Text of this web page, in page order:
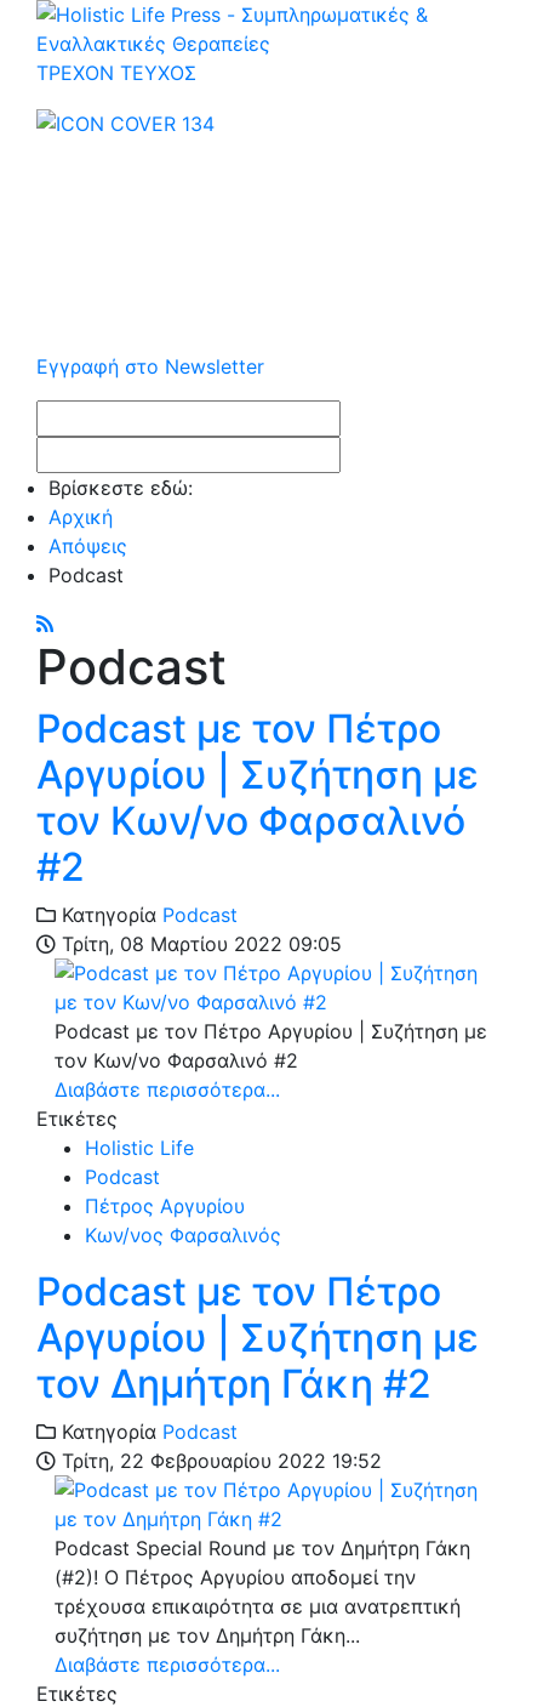
ΤΡΕΧOΝ ΤΕΥΧΟΣ
Εγγραφή στο Newsletter
Βρίσκεστε εδώ:
Αρχική
Απόψεις
Podcast
Podcast
Podcast με τον Πέτρο
Αργυρίου | Συζήτηση με
τον Κων/νο Φαρσαλινό
#2
Κατηγορία Podcast
Τρίτη, 08 Μαρτίου 2022 09:05
Podcast με τον Πέτρο Αργυρίου | Συζήτηση με
τον Κων/νο Φαρσαλινό #2
Διαβάστε περισσότερα...
Ετικέτες
Holistic Life
Podcast
Πέτρος Αργυρίου
Κων/νος Φαρσαλινός
Podcast με τον Πέτρο
Αργυρίου | Συζήτηση με
τον Δημήτρη Γάκη #2
Κατηγορία Podcast
Τρίτη, 22 Φεβρουαρίου 2022 19:52
Podcast Special Round με τον Δημήτρη Γάκη
(#2)! Ο Πέτρος Αργυρίου αποδομεί την
τρέχουσα επικαιρότητα σε μια ανατρεπτική
συζήτηση με τον Δημήτρη Γάκη...
Διαβάστε περισσότερα...
Ετικέτες